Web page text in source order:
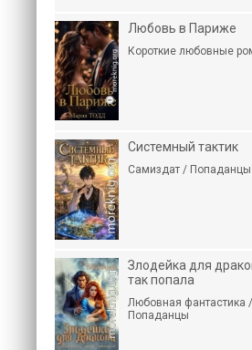
Любовь в Париже
Короткие любовные
Системный тактик
Самиздат / Попаданцы
Злодейка для
так попала
Любовная фантастика
Попаданцы